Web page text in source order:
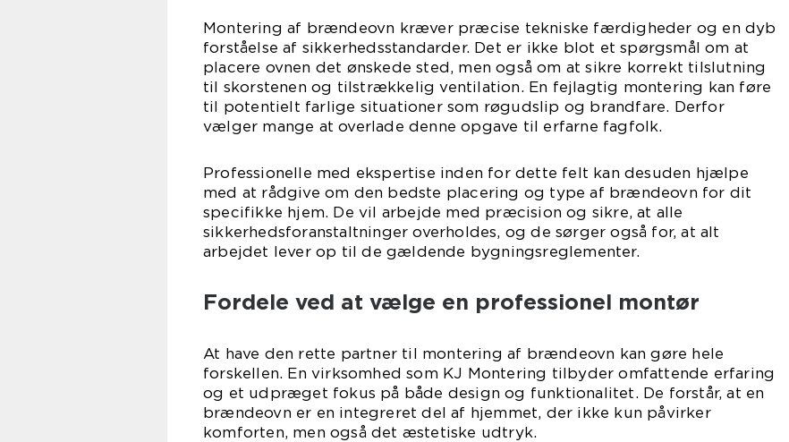
Montering af brændeovn kræver præcise tekniske færdigheder og en dyb
forståelse af sikkerhedsstandarder. Det er ikke blot et spørgsmål om at
placere ovnen det ønskede sted, men også om at sikre korrekt tilslutning
til skorstenen og tilstrækkelig ventilation. En fejlagtig montering kan føre
til potentielt farlige situationer som røgudslip og brandfare. Derfor
vælger mange at overlade denne opgave til erfarne fagfolk.
Professionelle med ekspertise inden for dette felt kan desuden hjælpe
med at rådgive om den bedste placering og type af brændeovn for dit
specifikke hjem. De vil arbejde med præcision og sikre, at alle
sikkerhedsforanstaltninger overholdes, og de sørger også for, at alt
arbejdet lever op til de gældende bygningsreglementer.
Fordele ved at vælge en professionel montør
At have den rette partner til montering af brændeovn kan gøre hele
forskellen. En virksomhed som KJ Montering tilbyder omfattende erfaring
og et udpræget fokus på både design og funktionalitet. De forstår, at en
brændeovn er en integreret del af hjemmet, der ikke kun påvirker
komforten, men også det æstetiske udtryk.